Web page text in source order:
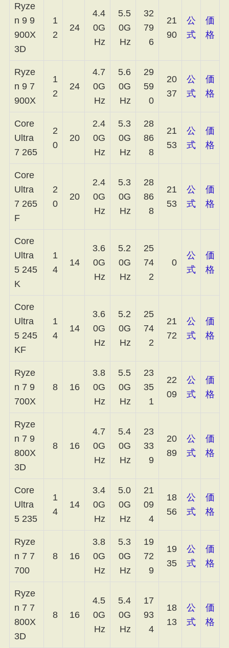
Ryze
n 9 9
900X
3D
1
2
24
4.4
0G
Hz
5.5
0G
Hz
32
79
6
21
90
公
式
価
格
Ryze
n 9 7
900X
1
2
24
4.7
0G
Hz
5.6
0G
Hz
29
59
0
20
37
公
式
価
格
Core
Ultra
7 265
2
0
20
2.4
0G
Hz
5.3
0G
Hz
28
86
8
21
53
公
式
価
格
Core
Ultra
7 265
F
2
0
20
2.4
0G
Hz
5.3
0G
Hz
28
86
8
21
53
公
式
価
格
Core
Ultra
5 245
K
1
4
14
3.6
0G
Hz
5.2
0G
Hz
25
74
2
0
公
式
価
格
Core
Ultra
5 245
KF
1
4
14
3.6
0G
Hz
5.2
0G
Hz
25
74
2
21
72
公
式
価
格
Ryze
n 7 9
700X
8 16
3.8
0G
Hz
5.5
0G
Hz
23
35
1
22
09
公
式
価
格
Ryze
n 7 9
800X
3D
8 16
4.7
0G
Hz
5.4
0G
Hz
23
33
9
20
89
公
式
価
格
Core
Ultra
5 235
1
4
14
3.4
0G
Hz
5.0
0G
Hz
21
09
4
18
56
公
式
価
格
Ryze
n 7 7
700
8 16
3.8
0G
Hz
5.3
0G
Hz
19
72
9
19
35
公
式
価
格
Ryze
n 7 7
800X
3D
8 16
4.5
0G
Hz
5.4
0G
Hz
17
93
4
18
13
公
式
価
格